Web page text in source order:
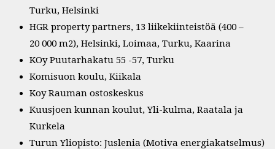
Turku, Helsinki
HGR property partners, 13 liikekiinteistöä (400 –
20 000 m2), Helsinki, Loimaa, Turku, Kaarina
KOy Puutarhakatu 55 -57, Turku
Komisuon koulu, Kiikala
Koy Rauman ostoskeskus
Kuusjoen kunnan koulut, Yli-kulma, Raatala ja
Kurkela
Turun Yliopisto: Juslenia (Motiva energiakatselmus)